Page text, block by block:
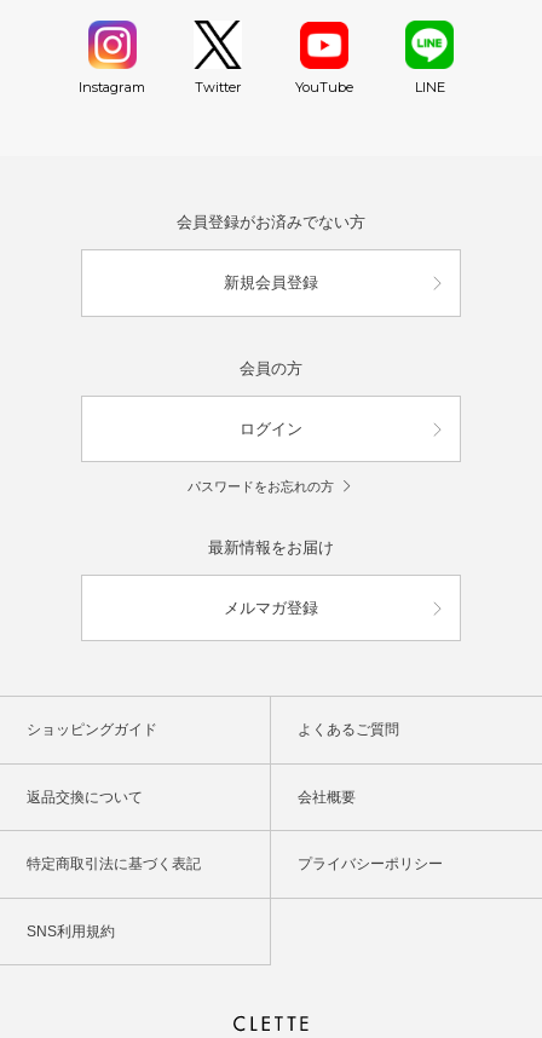
Instagram Twitter YouTube LINE
会員登録がお済みでない方
新規会員登録
会員の方
ログイン
パスワードをお忘れの方
最新情報をお届け
メルマガ登録
ショッピングガイド よくあるご質問
返品交換について 会社概要
特定商取引法に基づく表記 プライバシーポリシー
SNS利用規約